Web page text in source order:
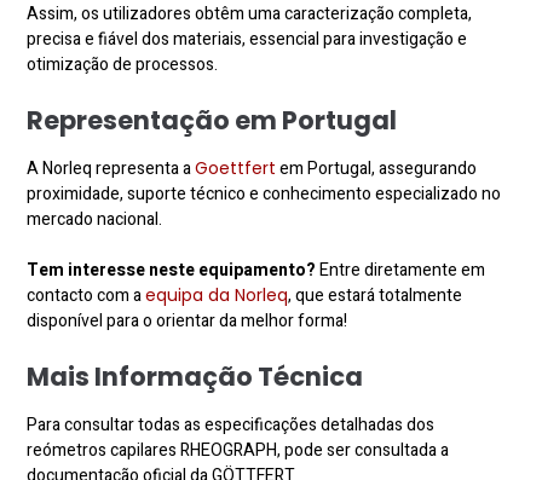
Assim, os utilizadores obtêm uma caracterização completa,
precisa e fiável dos materiais, essencial para investigação e
otimização de processos.
Representação em Portugal
A Norleq representa aGoettfert em Portugal, assegurando
proximidade, suporte técnico e conhecimento especializado no
mercado nacional.
Tem interesse neste equipamento?Entre diretamente em
contacto com aequipa da Norleq, que estará totalmente
disponível para o orientar da melhor forma!
Mais Informação Técnica
Para consultar todas as especificações detalhadas dos
reómetros capilares RHEOGRAPH, pode ser consultada a